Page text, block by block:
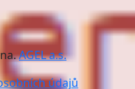
AGEL a.s.
údajů